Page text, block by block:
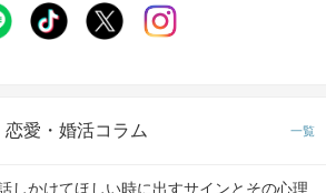
恋愛・婚活コラム 一覧
しかけてほしい時に出すサインとその心理